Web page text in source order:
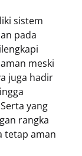
sistem
pada
meski
juga hadir
yang
rangka
tetap aman